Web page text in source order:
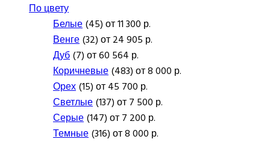
По цвету
Белые(45) от 11 300 р.
Венге(32) от 24 905 р.
Дуб(7) от 60 564 р.
Коричневые(483) от 8 000 р.
Орех(15) от 45 700 р.
Светлые(137) от 7 500 р.
Серые(147) от 7 200 р.
Темные(316) от 8 000 р.